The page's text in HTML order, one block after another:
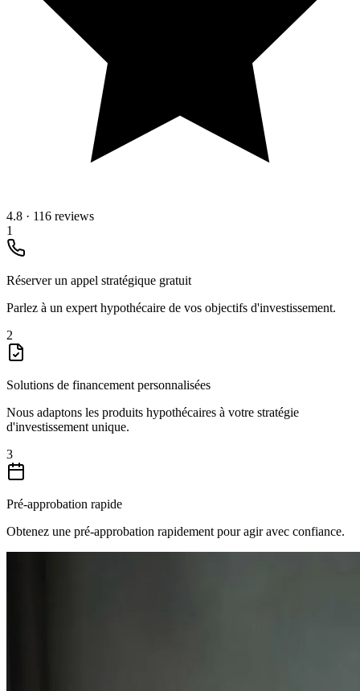
4.8 · 116 reviews
1
Réserver un appel stratégique gratuit
Parlez à un expert hypothécaire de vos objectifs d'investissement.
2
Solutions de financement personnalisées
Nous adaptons les produits hypothécaires à votre stratégie
d'investissement unique.
3
Pré-approbation rapide
Obtenez une pré-approbation rapidement pour agir avec confiance.